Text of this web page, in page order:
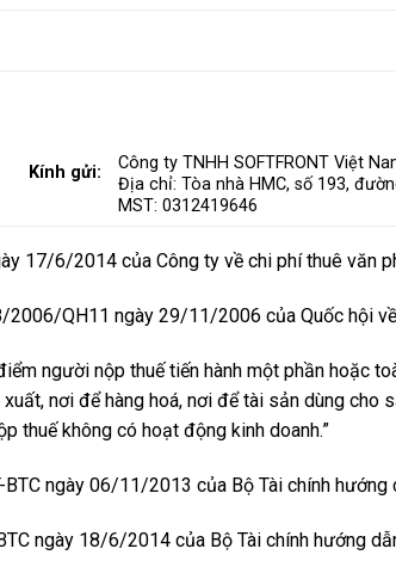
Kính gửi:
Công ty TNHH SOFTFRONT Việt
Địa chỉ: Tòa nhà HMC, số 193,
MST: 0312419646
17/6/2014 của Công ty về chi phí thuê văn
QH11 ngày 29/11/2006 của Quốc hội
người nộp thuế tiến hành một phần hoặc
nơi để hàng hoá, nơi để tài sản dùng cho
thuế không có hoạt động kinh doanh.”
ngày 06/11/2013 của Bộ Tài chính hướng
ngày 18/6/2014 của Bộ Tài chính hướng